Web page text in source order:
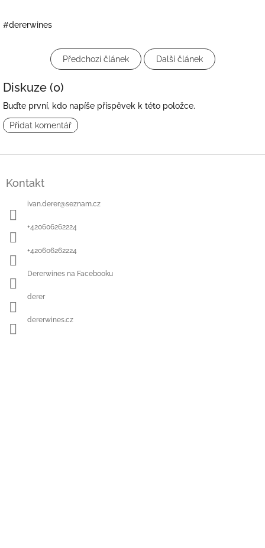
#dererwines
Předchozí článek Další článek
Diskuze (0)
Buďte první, kdo napíše příspěvek k této položce.
Přidat komentář
Kontakt
ivan.derer@seznam.cz
+420606262224
+420606262224
Dererwines na Facebooku
derer
dererwines.cz